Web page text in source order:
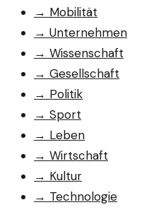
→ Mobilität
→ Unternehmen
→ Wissenschaft
→ Gesellschaft
→ Politik
→ Sport
→ Leben
→ Wirtschaft
→ Kultur
→ Technologie